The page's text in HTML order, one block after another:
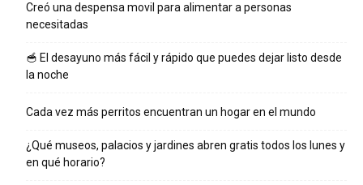
Creó una despensa movil para alimentar a personas
necesitadas
🥣 El desayuno más fácil y rápido que puedes dejar listo desde
la noche
Cada vez más perritos encuentran un hogar en el mundo
¿Qué museos, palacios y jardines abren gratis todos los lunes y
en qué horario?